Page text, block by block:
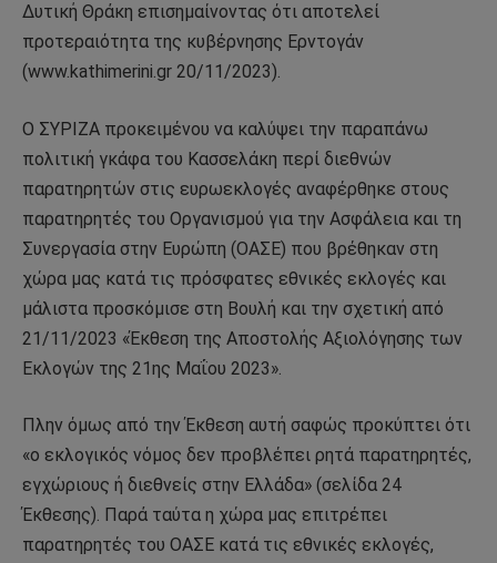
Δυτική Θράκη επισημαίνοντας ότι αποτελεί
προτεραιότητα της κυβέρνησης Ερντογάν
(www.kathimerini.gr 20/11/2023).
Ο ΣΥΡΙΖΑ προκειμένου να καλύψει την παραπάνω
πολιτική γκάφα του Κασσελάκη περί διεθνών
παρατηρητών στις ευρωεκλογές αναφέρθηκε στους
παρατηρητές του Οργανισμού για την Ασφάλεια και τη
Συνεργασία στην Ευρώπη (ΟΑΣΕ) που βρέθηκαν στη
χώρα μας κατά τις πρόσφατες εθνικές εκλογές και
μάλιστα προσκόμισε στη Βουλή και την σχετική από
21/11/2023 «Έκθεση της Αποστολής Αξιολόγησης των
Εκλογών της 21ης Μαΐου 2023».
Πλην όμως από την Έκθεση αυτή σαφώς προκύπτει ότι
«ο εκλογικός νόμος δεν προβλέπει ρητά παρατηρητές,
εγχώριους ή διεθνείς στην Ελλάδα» (σελίδα 24
Έκθεσης). Παρά ταύτα η χώρα μας επιτρέπει
παρατηρητές του ΟΑΣΕ κατά τις εθνικές εκλογές,